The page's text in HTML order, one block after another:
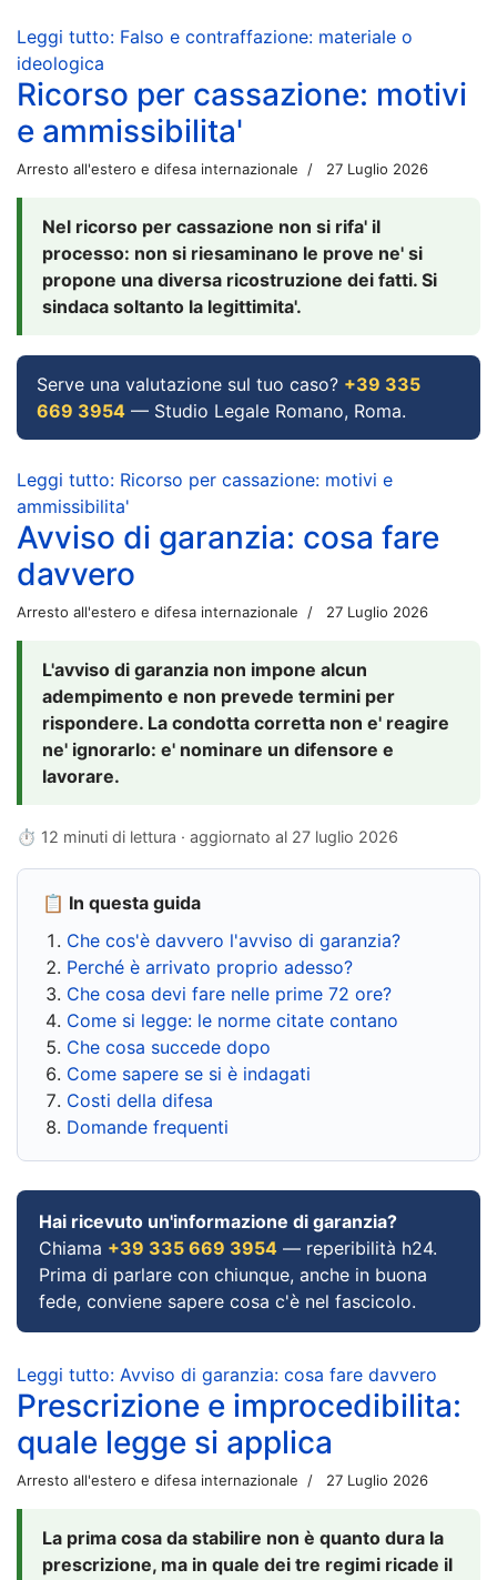
Leggi tutto: Falso e contraffazione: materiale o
ideologica
Ricorso per cassazione: motivi
e ammissibilita'
Arresto all'estero e difesa internazionale 27 Luglio 2026
Nel ricorso per cassazione non si rifa' il
processo: non si riesaminano le prove ne' si
propone una diversa ricostruzione dei fatti. Si
sindaca soltanto la legittimita'.
Serve una valutazione sul tuo caso? +39 335
669 3954 — Studio Legale Romano, Roma.
Leggi tutto: Ricorso per cassazione: motivi e
ammissibilita'
Avviso di garanzia: cosa fare
davvero
Arresto all'estero e difesa internazionale 27 Luglio 2026
L'avviso di garanzia non impone alcun
adempimento e non prevede termini per
rispondere. La condotta corretta non e' reagire
ne' ignorarlo: e' nominare un difensore e
lavorare.
⏱ 12 minuti di lettura · aggiornato al 27 luglio 2026
📋 In questa guida
Che cos'è davvero l'avviso di garanzia?
Perché è arrivato proprio adesso?
Che cosa devi fare nelle prime 72 ore?
Come si legge: le norme citate contano
Che cosa succede dopo
Come sapere se si è indagati
Costi della difesa
Domande frequenti
Hai ricevuto un'informazione di garanzia?
Chiama +39 335 669 3954 — reperibilità h24.
Prima di parlare con chiunque, anche in buona
fede, conviene sapere cosa c'è nel fascicolo.
Leggi tutto: Avviso di garanzia: cosa fare davvero
Prescrizione e improcedibilita:
quale legge si applica
Arresto all'estero e difesa internazionale 27 Luglio 2026
La prima cosa da stabilire non è quanto dura la
prescrizione, ma in quale dei tre regimi ricade il